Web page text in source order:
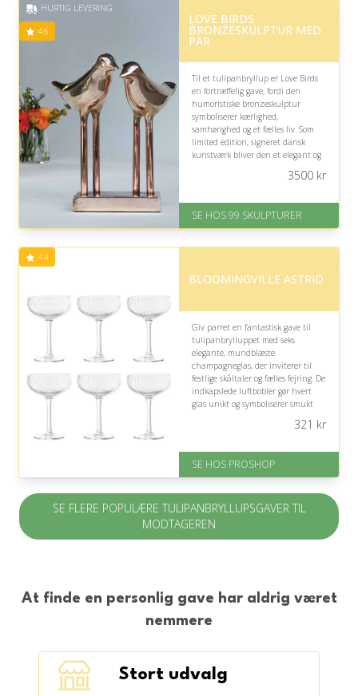
HURTIG LEVERING
4.6
LOVE BIRDS
BRONZESKULPTUR MED
PAR
Til et tulipanbryllup er Love Birds
en fortræffelig gave, fordi den
humoristiske bronzeskulptur
symboliserer kærlighed,
samhørighed og et fælles liv. Som
limited edition, signeret dansk
kunstværk bliver den et elegant og
På lager
Levering: 1-2 dage
Fremragende Trustpilot rating
3500kr
SE HOS 99 SKULPTURER
4.4
BLOOMINGVILLE ASTRID
Giv parret en fantastisk gave til
tulipanbrylluppet med seks
elegante, mundblæste
champagneglas, der inviterer til
festlige skåltaler og fælles fejring. De
indkapslede luftbobler gør hvert
glas unikt og symboliserer smukt
kommende festlige øjeblikke.
Fremragende Trustpilot rating
på 4.4 ud af 5
321 kr
SE HOS PROSHOP
SE FLERE POPULÆRE TULIPANBRYLLUPSGAVER TIL
MODTAGEREN
At finde en personlig gave har aldrig været
nemmere
Stort udvalg